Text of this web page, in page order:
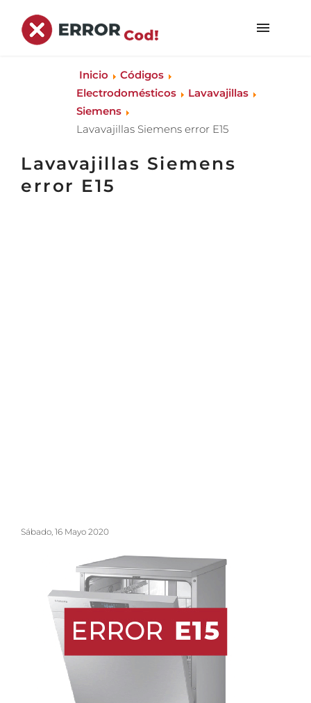
Inicio
Códigos
Electrodomésticos
Lavavajillas
Siemens
Lavavajillas Siemens error E15
Lavavajillas Siemens
error E15
Sábado, 16 Mayo 2020